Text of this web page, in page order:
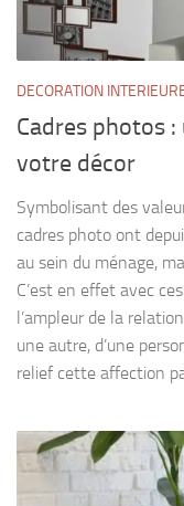
DECORATION
Cadres photos
votre décor
Symbolisant des
cadres photo ont
au sein du ménage,
C’est en effet avec
l’ampleur de la
une autre, d’une
relief cette affection